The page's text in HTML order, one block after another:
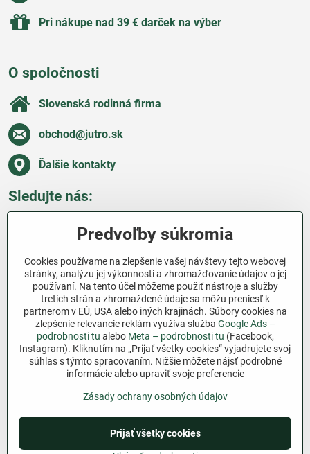
Pri nákupe nad 39 € darček na výber
O spoločnosti
Slovenská rodinná firma
obchod​@jutro​.sk
Ďalšie kontakty
Sledujte nás:
Všetko o nákupe
Ďakujeme za podporu
Sme slovenský e-shop bez dotácií​. Fungujeme len
vďaka vám – ľuďom, ktorí veria v poctivú prácu a
lásku k pôde​. Každý nákup na Jutro​.sk nám pomáha
pokračovať v tom, čo má zmysel – pomáhať
záhradkárom zadarmo a srdcom​.
©2026Copyright
Predvoľby súkromiaZásady ochrany osobných údajov
Podmienky používania
Predvoľby súkromia
Cookies používame na zlepšenie vašej návštevy tejto webovej
stránky, analýzu jej výkonnosti a zhromažďovanie údajov o jej
používaní. Na tento účel môžeme použiť nástroje a služby
tretích strán a zhromaždené údaje sa môžu preniesť k
partnerom v EÚ, USA alebo iných krajinách. Súbory cookies na
zlepšenie relevancie reklám využíva služba Google Ads –
podrobnosti tu alebo Meta – podrobnosti tu (Facebook,
Instagram). Kliknutím na „Prijať všetky cookies“ vyjadrujete svoj
súhlas s týmto spracovaním. Nižšie môžete nájsť podrobné
informácie alebo upraviť svoje preferencie
Zásady ochrany osobných údajov
Prijať všetky cookies